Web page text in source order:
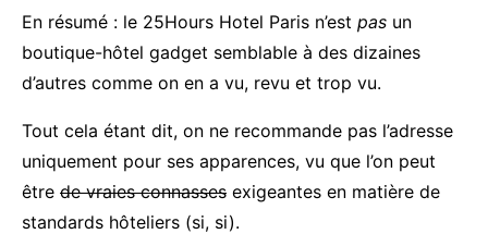
En résumé : le 25Hours Hotel Paris n’est pas un
boutique-hôtel gadget semblable à des dizaines
d’autres comme on en a vu, revu et trop vu.
Tout cela étant dit, on ne recommande pas l’adresse
uniquement pour ses apparences, vu que l’on peut
être de vraies connasses exigeantes en matière de
standards hôteliers (si, si).